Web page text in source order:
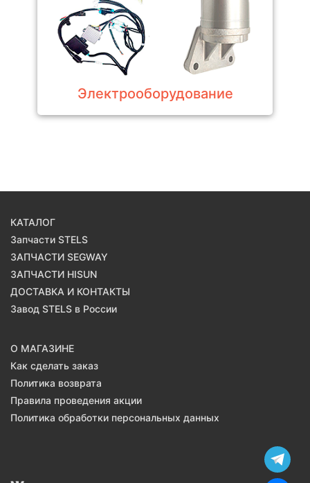
Электрооборудование
КАТАЛОГ
Запчасти STELS
ЗАПЧАСТИ SEGWAY
ЗАПЧАСТИ HISUN
ДОСТАВКА И КОНТАКТЫ
Завод STELS в России
О МАГАЗИНЕ
Как сделать заказ
Политика возврата
Правила проведения акции
Политика обработки персональных данных